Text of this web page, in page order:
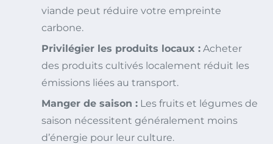
viande peut réduire votre empreinte
carbone.
Privilégier les produits locaux : Acheter
des produits cultivés localement réduit les
émissions liées au transport.
Manger de saison : Les fruits et légumes de
saison nécessitent généralement moins
d’énergie pour leur culture.